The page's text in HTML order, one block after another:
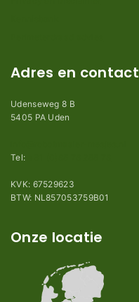
Adres en contact
Udenseweg 8 B
5405 PA Uden
Tel:
KVK: 67529623
BTW: NL857053759B01
Onze locatie